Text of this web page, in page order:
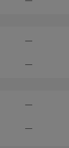
—
—
—
—